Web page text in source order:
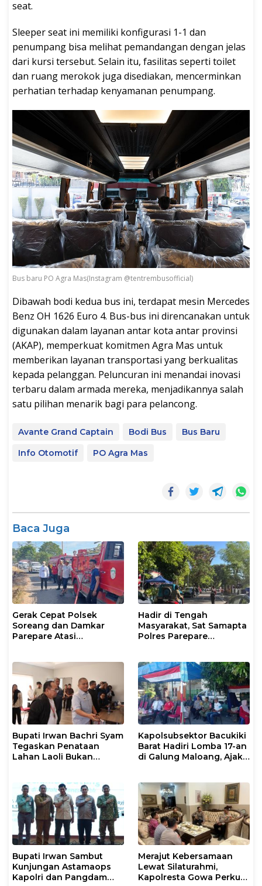
seat.
Sleeper seat ini memiliki konfigurasi 1-1 dan
penumpang bisa melihat pemandangan dengan jelas
dari kursi tersebut. Selain itu, fasilitas seperti toilet
dan ruang merokok juga disediakan, mencerminkan
perhatian terhadap kenyamanan penumpang.
Bus baru PO Agra Mas(Instagram @tentrembusofficial)
Dibawah bodi kedua bus ini, terdapat mesin Mercedes
Benz OH 1626 Euro 4. Bus-bus ini direncanakan untuk
digunakan dalam layanan antar kota antar provinsi
(AKAP), memperkuat komitmen Agra Mas untuk
memberikan layanan transportasi yang berkualitas
kepada pelanggan. Peluncuran ini menandai inovasi
terbaru dalam armada mereka, menjadikannya salah
satu pilihan menarik bagi para pelancong.
Avante Grand Captain Bodi Bus
Bus Baru
Info Otomotif
PO Agra Mas
Baca Juga
Gerak Cepat Polsek
Soreang dan Damkar
Parepare Atasi
Hadir di Tengah
Masyarakat, Sat Samapta
Polres Parepare
Bupati Irwan Bachri Syam
Tegaskan Penataan
Lahan Laoli Bukan
Kapolsubsektor Bacukiki
Barat Hadiri Lomba 17-an
di Galung Maloang, Ajak
Bupati Irwan Sambut
Kunjungan Astamaops
Kapolri dan Pangdam
Merajut Kebersamaan
Lewat Silaturahmi,
Kapolresta Gowa Perkuat